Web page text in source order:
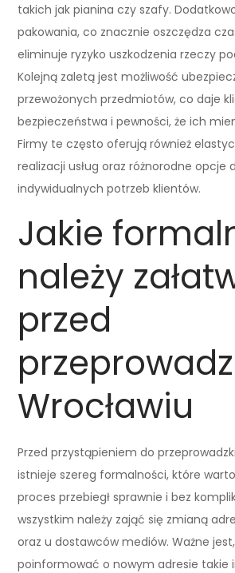
takich jak pianina czy szafy.
pakowania, co znacznie oszczędza
eliminuje ryzyko uszkodzenia rzeczy
Kolejną zaletą jest możliwość
przewożonych przedmiotów, co daje
bezpieczeństwa i pewności, że ich
Firmy te często oferują również
realizacji usług oraz różnorodne opcje
indywidualnych potrzeb klientów.
Jakie
należy
przed
Wrocławiu
Przed przystąpieniem do
istnieje szereg formalności, które
proces przebiegł sprawnie i bez
wszystkim należy zająć się zmianą
oraz u dostawców mediów. Ważne
poinformować o nowym adresie takie